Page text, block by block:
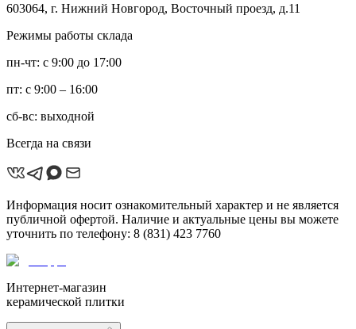
603064, г. Нижний Новгород, Восточный проезд, д.11
Режимы работы склада
пн-чт: с 9:00 до 17:00
пт: с 9:00 – 16:00
сб-вс: выходной
Всегда на связи
Информация носит ознакомительный характер и не является
публичной офертой. Наличие и актуальные цены вы можете
уточнить по телефону: 8 (831) 423 7760
Интернет-магазин
керамической плитки